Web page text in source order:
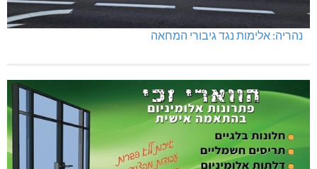
נהריה: אלימות נגד גיבורי המחאה